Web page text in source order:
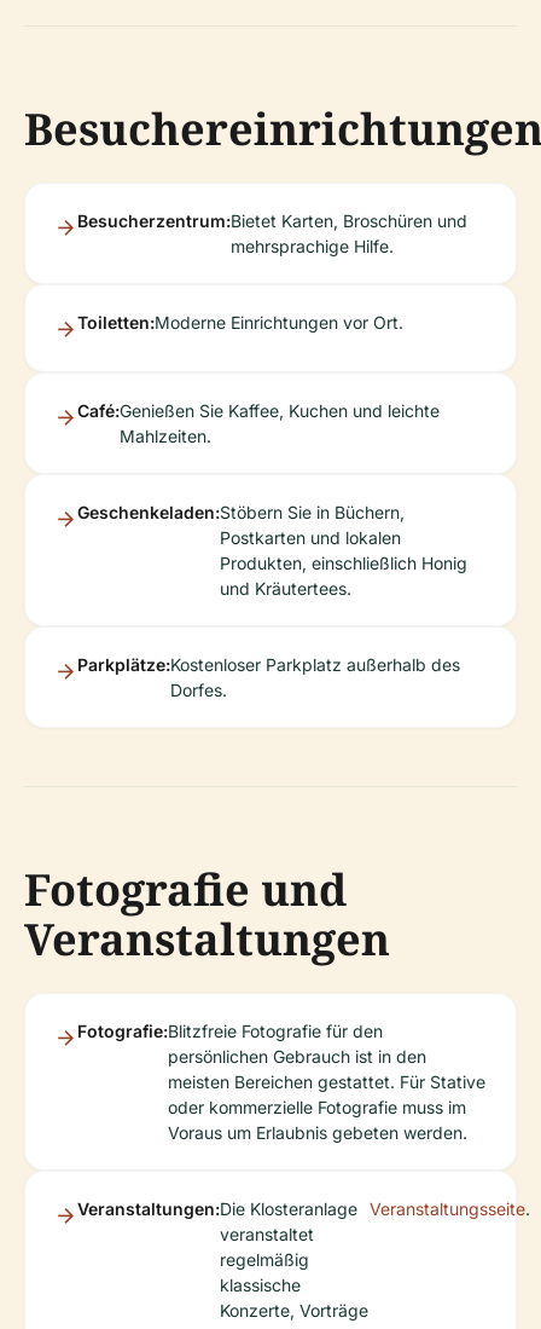
Besucherzentrum:Bietet Karten, Broschüren und
mehrsprachige Hilfe.
Toiletten:Moderne Einrichtungen vor Ort.
Café:Genießen Sie Kaffee, Kuchen und leichte
Mahlzeiten.
Geschenkeladen:Stöbern Sie in Büchern,
Postkarten und lokalen
Produkten, einschließlich Honig
und Kräutertees.
Parkplätze:Kostenloser Parkplatz außerhalb des
Dorfes.
Fotografie und
Veranstaltungen
Fotografie:Blitzfreie Fotografie für den
persönlichen Gebrauch ist in den
meisten Bereichen gestattet. Für Stative
oder kommerzielle Fotografie muss im
Voraus um Erlaubnis gebeten werden.
Veranstaltungen:Die Klosteranlage
veranstaltet
regelmäßig
klassische
Konzerte, Vorträge
Veranstaltungsseite.